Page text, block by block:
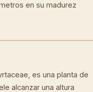
en su madurez
es una planta de
alcanzar una altura